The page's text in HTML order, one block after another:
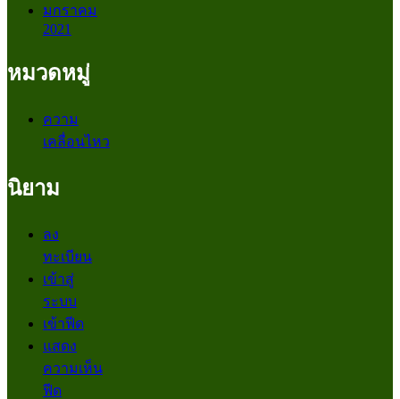
มกราคม
2021
หมวดหมู่
ความ
เคลื่อนไหว
นิยาม
ลง
ทะเบียน
เข้าสู่
ระบบ
เข้าฟีด
แสดง
ความเห็น
ฟีด